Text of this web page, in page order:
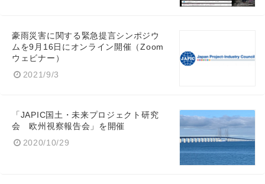
豪雨災害に関する緊急提言シンポジウ
ムを9月16日にオンライン開催（Zoom
ウェビナー）
2021/9/3
「JAPIC国土・未来プロジェクト研究
会 欧州視察報告会」を開催
2020/10/29
Japanese